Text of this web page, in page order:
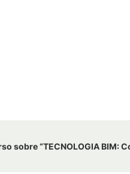
sobre “TECNOLOGIA BIM: